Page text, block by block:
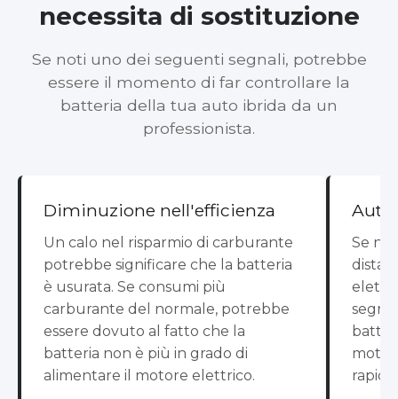
necessita di sostituzione
Se noti uno dei seguenti segnali, potrebbe
essere il momento di far controllare la
batteria della tua auto ibrida da un
professionista.
Diminuzione nell'efficienza
Un calo nel risparmio di carburante
potrebbe significare che la batteria
è usurata. Se consumi più
carburante del normale, potrebbe
essere dovuto al fatto che la
batteria non è più in grado di
alimentare il motore elettrico.
Se